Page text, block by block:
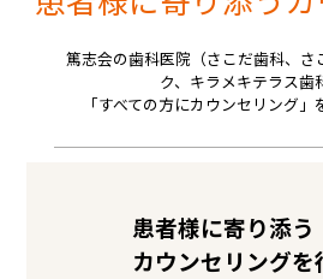
篤志会の歯科医院（さこだ歯科、さ
ク、キラメキテラス歯
「すべての方にカウンセリング」
患者様に寄り添う
カウンセリングを